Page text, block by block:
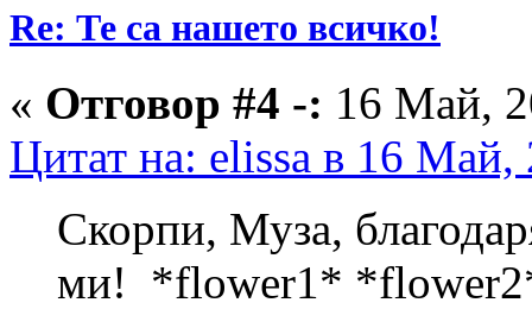
Re: Те са нашето всичко!
« Отговор #4 -: 16 Май,
Цитат на: elissa в 16 Май,
Скорпи, Муза,
ми! *flower1*